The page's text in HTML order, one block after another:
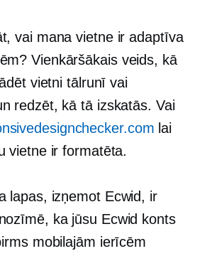
vai mana vietne ir adaptīva
Vienkāršākais veids, kā
vietni tālrunī vai
redzēt, kā tā izskatās. Vai
lai
vietne ir formatēta.
lapas, izņemot Ecwid, ir
ka jūsu Ecwid konts
mobilajām ierīcēm